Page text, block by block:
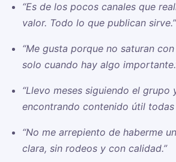
“Es de los pocos canales que
valor. Todo lo que publican sirve.”
“Me gusta porque no saturan
solo cuando hay algo
“Llevo meses siguiendo el grupo
encontrando contenido útil todas
“No me arrepiento de haberme
clara, sin rodeos y con calidad.”